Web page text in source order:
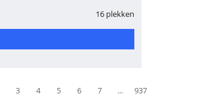
16 plekken
3 4 5 6 7 ... 937